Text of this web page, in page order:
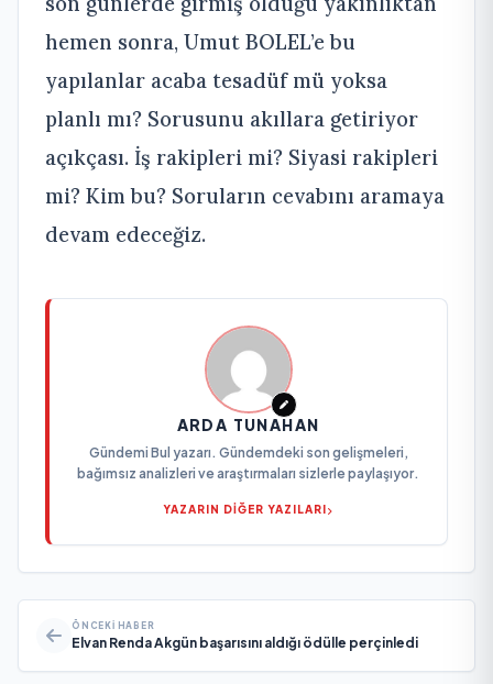
hemen sonra, Umut BOLEL’e bu
yapılanlar acaba tesadüf mü yoksa
planlı mı? Sorusunu akıllara getiriyor
açıkçası. İş rakipleri mi? Siyasi rakipleri
mi? Kim bu? Soruların cevabını aramaya
devam edeceğiz.
ARDA TUNAHAN
Gündemi Bul yazarı. Gündemdeki son gelişmeleri,
bağımsız analizleri ve araştırmaları sizlerle paylaşıyor.
YAZARIN DİĞER YAZILARI
ÖNCEKI HABER
Elvan Renda Akgün başarısını aldığı ödülle perçinledi